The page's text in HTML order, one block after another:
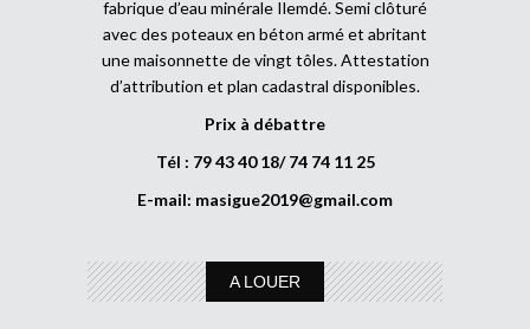
fabrique d’eau minérale Ilemdé. Semi clôturé
avec des poteaux en béton armé et abritant
une maisonnette de vingt tôles. Attestation
d’attribution et plan cadastral disponibles.
Prix à débattre
Tél : 79 43 40 18/ 74 74 11 25
E-mail: masigue2019@gmail.com
A LOUER